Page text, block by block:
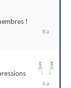
!
2016
26